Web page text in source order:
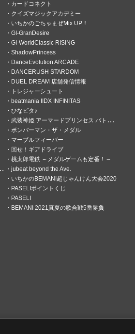
カードコネクト
クイズマジックアカデミー
いちかのごちゃまぜMix UP！
GI-GranDesire
GI-WorldClassic RISING
ShadowPrincess
DanceEvolution ARCADE
DANCERUSH STARDOM
DUEL DREAM 店舗発信情報
トレジャーシュート
beatmania IIDX INFINITAS
ひなビタ♪
武装神姫 アーマードプリンセス バトルコンダクター
ボンバーマン・ザ・メダル
マーブルフィーバー
回せ！ギアドライブ
桃太郎電鉄 ～メダルゲームも定番！～
jubeat beyond the Ave.
いちかのBEMANI超じゃんけん大会2020
PASELIポイントくじ
PASELI
BEMANI 2021真夏の歌合戦5番勝負